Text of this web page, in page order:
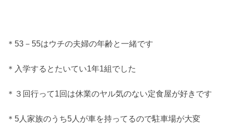
＊53－55はウチの夫婦の年齢と一緒です
＊入学するとたいてい1年1組でした
＊３回行って1回は休業のヤル気のない定食屋が好きです
＊5人家族のうち5人が車を持ってるので駐車場が大変